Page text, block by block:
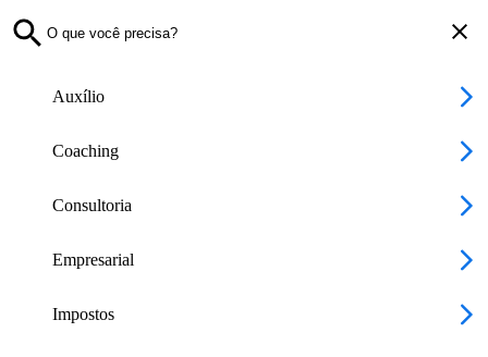
Auxílio
Coaching
Consultoria
Empresarial
Impostos